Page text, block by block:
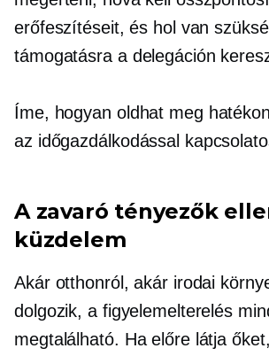
erőfeszítéseit, és hol van
támogatásra a delegáción
Íme, hogyan oldhat meg
az időgazdálkodással
A zavaró tényezők
küzdelem
Akár otthonról, akár irodai
dolgozik, a figyelemelterelés
megtalálható. Ha előre látja